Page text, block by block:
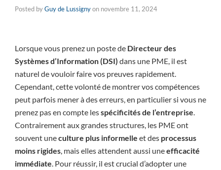
Posted byGuy de Lussignyon novembre 11, 2024
Lorsque vous prenez un poste de Directeur des
Systèmes d’Information (DSI) dans une PME, il est
naturel de vouloir faire vos preuves rapidement.
Cependant, cette volonté de montrer vos compétences
peut parfois mener à des erreurs, en particulier si vous ne
prenez pas en compte lesspécificités de l’entreprise.
Contrairement aux grandes structures, les PME ont
souvent uneculture plus informelle et des processus
moins rigides, mais elles attendent aussi uneefficacité
immédiate. Pour réussir, il est crucial d’adopter une